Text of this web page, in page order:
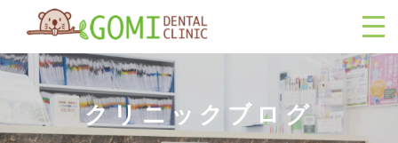
クリニックブログ